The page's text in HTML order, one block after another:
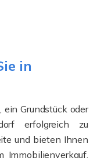
in
Grundstück oder
erfolgreich zu
und bieten Ihnen
Immobilienverkauf.